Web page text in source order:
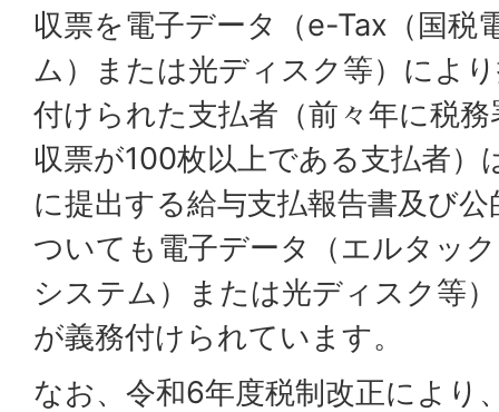
収票を電子データ（e-Tax（国税
ム）または光ディスク等）によ
付けられた支払者（前々年に税
収票が100枚以上である支払者）
に提出する給与支払報告書及び
ついても電子データ（エルタッ
システム）または光ディスク等
が義務付けられています。
なお、令和6年度税制改正により